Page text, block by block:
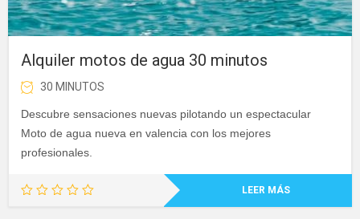
Alquiler motos de agua 30 minutos
30 MINUTOS
Descubre sensaciones nuevas pilotando un espectacular
Moto de agua nueva en valencia con los mejores
profesionales.
LEER MÁS